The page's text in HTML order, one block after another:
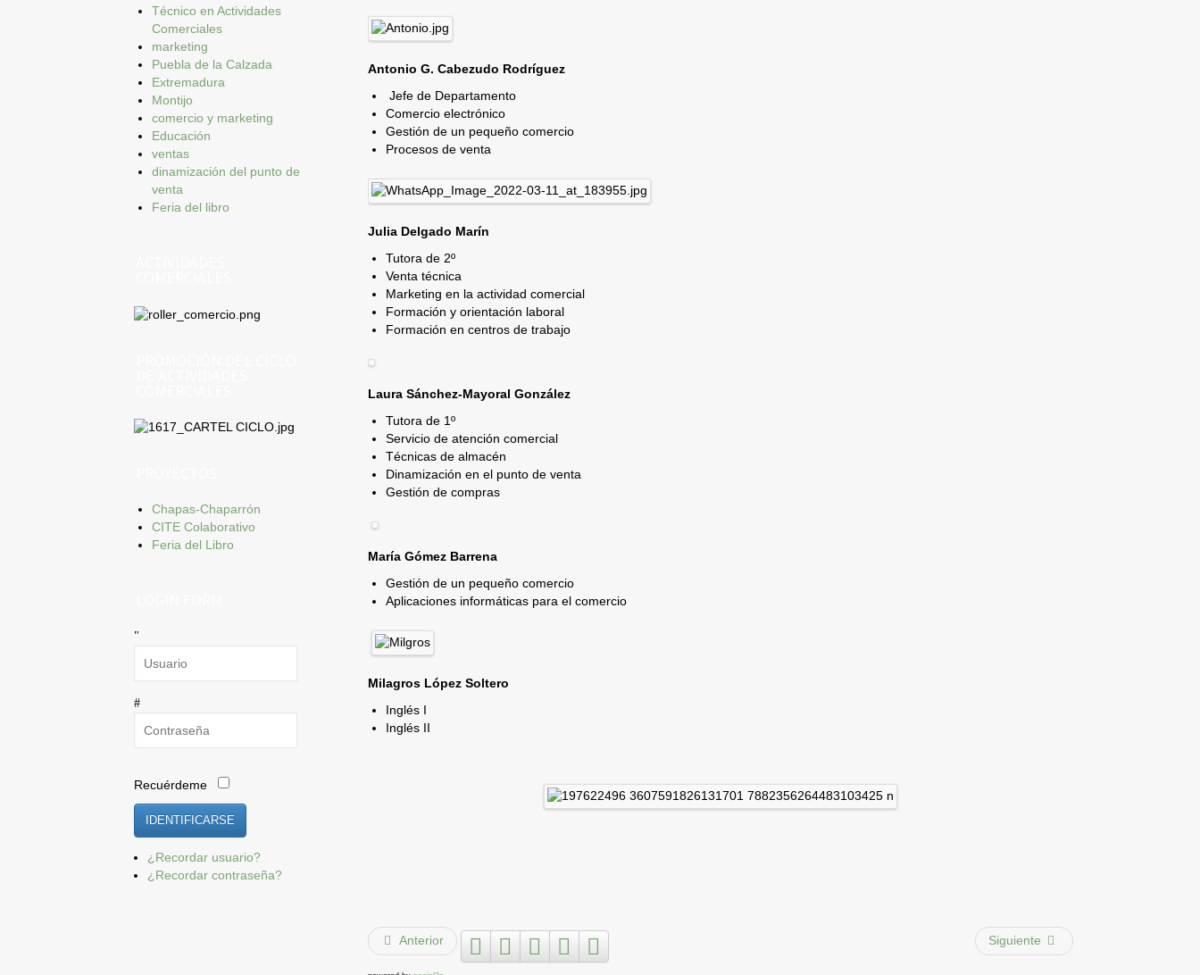
Antonio G. Cabezudo Rodríguez
Jefe de Departamento
Comercio electrónico
Gestión de un pequeño comercio
Procesos de venta
Julia Delgado Marín
Tutora de 2º
Venta técnica
Marketing en la actividad comercial
Formación y orientación laboral
Formación en centros de trabajo
Laura Sánchez-Mayoral González
Tutora de 1º
Servicio de atención comercial
Técnicas de almacén
Dinamización en el punto de venta
Gestión de compras
María Gómez Barrena
Gestión de un pequeño comercio
Aplicaciones informáticas para el comercio
Milagros López Soltero
Inglés I
Inglés II
Anterior Siguiente
Técnico en Actividades
Comerciales
marketing
Puebla de la Calzada
Extremadura
Montijo
comercio y marketing
Educación
ventas
dinamización del punto de
venta
Feria del libro
Chapas-Chaparrón
CITE Colaborativo
Feria del Libro
Recuérdeme
IDENTIFICARSE
¿Recordar usuario?
¿Recordar contraseña?